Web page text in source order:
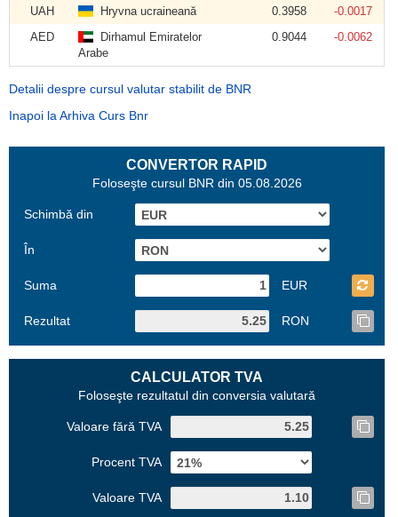
UAH
Hryvna ucraineană 0.3958
-0.0017
AED
Dirhamul Emiratelor
Arabe
0.9044 -0.0062
Detalii despre cursul valutar stabilit de BNR
Inapoi la Arhiva Curs Bnr
CONVERTOR RAPID
Foloseşte cursul BNR din 05.08.2026
Schimbă din
În
Suma EUR
Rezultat RON
CALCULATOR TVA
Foloseşte rezultatul din conversia valutară
Valoare fără TVA
Procent TVA
Valoare TVA